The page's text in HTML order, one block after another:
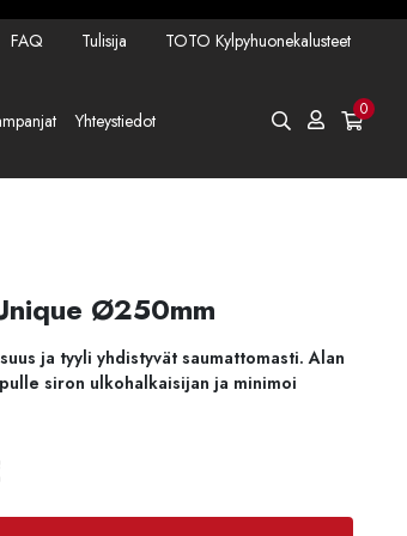
FAQ Tulisija TOTO Kylpyhuonekalusteet
Yhteystiedot 0
Ø250mm
ja tyyli yhdistyvät saumattomasti. Alan
siron ulkohalkaisijan ja minimoi